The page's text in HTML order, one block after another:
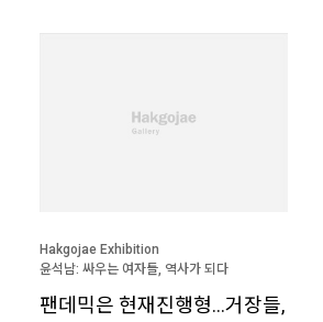
Hakgojae Exhibition
윤석남: 싸우는 여자들, 역사가 되다
팬데믹은 현재진행형…거장들,